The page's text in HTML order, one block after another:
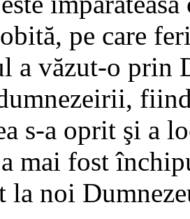
pe care
a văzut-o prin
s-a oprit şi a
mai fost
la noi